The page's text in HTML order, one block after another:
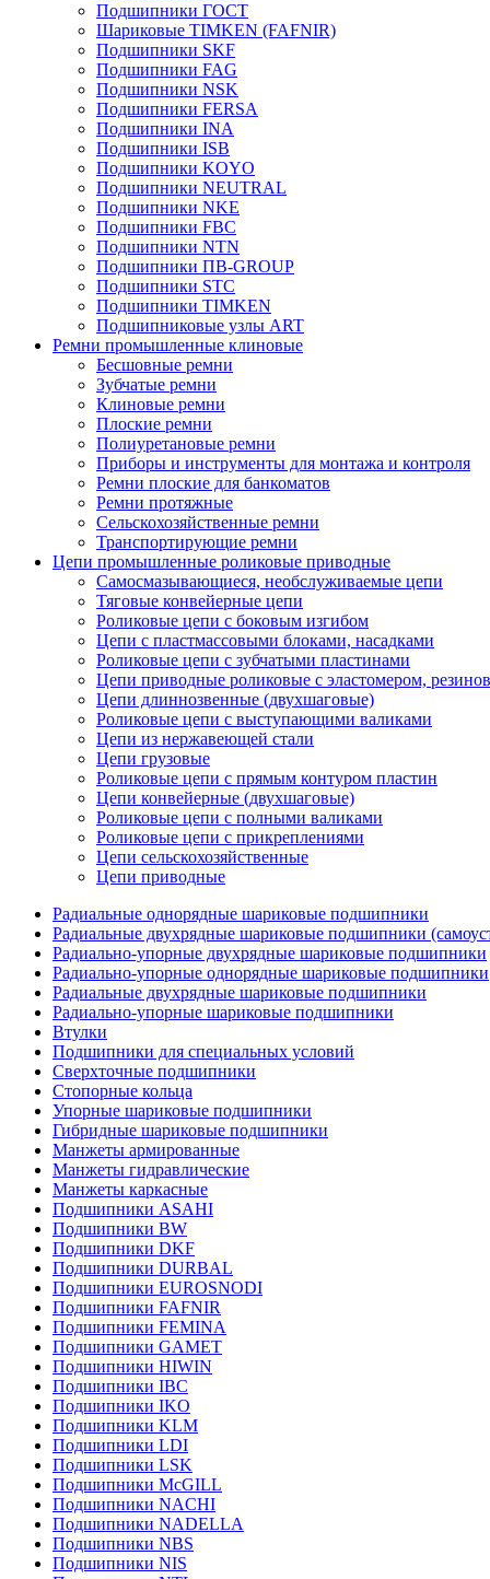
Подшипники ГОСТ
Шариковые ТІMKEN (FAFNIR)
Подшипники SKF
Подшипники FAG
Подшипники NSK
Подшипники FERSA
Подшипники INA
Подшипники ISB
Подшипники KOYO
Подшипники NEUTRAL
Подшипники NKE
Подшипники FBC
Подшипники NTN
Подшипники ПВ-GROUP
Подшипники STC
Подшипники TIMKEN
Подшипниковые узлы ART
Ремни промышленные клиновые
Бесшовные ремни
Зубчатые ремни
Клиновые ремни
Плоские ремни
Полиуретановые ремни
Приборы и инструменты для монтажа и контроля
Ремни плоские для банкоматов
Ремни протяжные
Сельскохозяйственные ремни
Транспортирующие ремни
Цепи промышленные роликовые приводные
Самосмазывающиеся, необслуживаемые цепи
Тяговые конвейерные цепи
Роликовые цепи с боковым изгибом
Цепи с пластмассовыми блоками, насадками
Роликовые цепи с зубчатыми пластинами
Цепи приводные роликовые с эластомером,
Цепи длиннозвенные (двухшаговые)
Роликовые цепи с выступающими валиками
Цепи из нержавеющей стали
Цепи грузовые
Роликовые цепи с прямым контуром пластин
Цепи конвейерные (двухшаговые)
Роликовые цепи с полными валиками
Роликовые цепи с прикреплениями
Цепи сельскохозяйственные
Цепи приводные
Радиальные однорядные шариковые подшипники
Радиальные двухрядные шариковые подшипники
Радиально-упорные двухрядные шариковые подшипники
Радиально-упорные однорядные шариковые подшипники
Радиальные двухрядные шариковые подшипники
Радиально-упорные шариковые подшипники
Втулки
Подшипники для специальных условий
Сверхточные подшипники
Стопорные кольца
Упорные шариковые подшипники
Гибридные шариковые подшипники
Манжеты армированные
Манжеты гидравлические
Манжеты каркасные
Подшипники ASAHI
Подшипники BW
Подшипники DKF
Подшипники DURBAL
Подшипники EUROSNODI
Подшипники FAFNIR
Подшипники FEMINA
Подшипники GAMET
Подшипники HIWIN
Подшипники IBC
Подшипники IKO
Подшипники KLM
Подшипники LDI
Подшипники LSK
Подшипники McGILL
Подшипники NACHI
Подшипники NADELLA
Подшипники NBS
Подшипники NIS